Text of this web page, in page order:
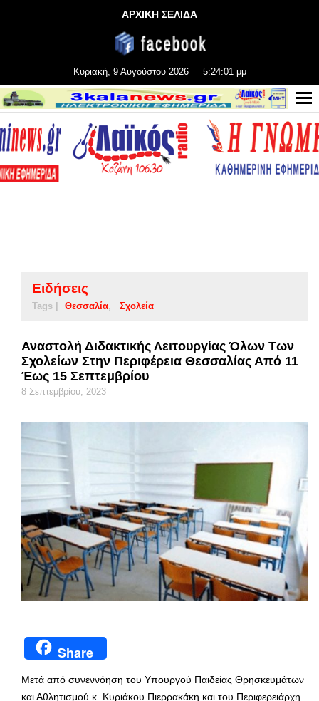
ΑΡΧΙΚΗ ΣΕΛΙΔΑ
Κυριακή, 9 Αυγούστου 2026 5:24:02 μμ
Ειδήσεις
Tags | Θεσσαλία Σχολεία
Αναστολή Διδακτικής Λειτουργίας Όλων Των
Σχολείων Στην Περιφέρεια Θεσσαλίας Από 11
Έως 15 Σεπτεμβρίου
8 Σεπτεμβρίου, 2023
Share
Μετά από συνεννόηση του Υπουργού Παιδείας Θρησκευμάτων
και Αθλητισμού κ. Κυριάκου Πιερρακάκη και του Περιφερειάρχη